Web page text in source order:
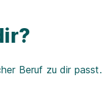
Beruf zu dir passt.